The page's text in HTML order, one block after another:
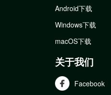
Android下载
Windows下载
macOS下载
关于我们
Facebook